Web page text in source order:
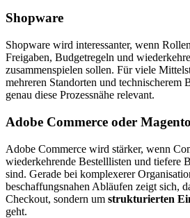
Shopware
Shopware wird interessanter, wenn
Freigaben, Budgetregeln und
zusammenspielen sollen. Für viele
mehreren Standorten und technischerem
genau diese Prozessnähe relevant.
Adobe Commerce oder Magento
Adobe Commerce wird stärker, wenn
wiederkehrende Bestelllisten und tiefere
sind. Gerade bei komplexerer
beschaffungsnahen Abläufen zeigt sich,
Checkout, sondern um strukturierten
geht.